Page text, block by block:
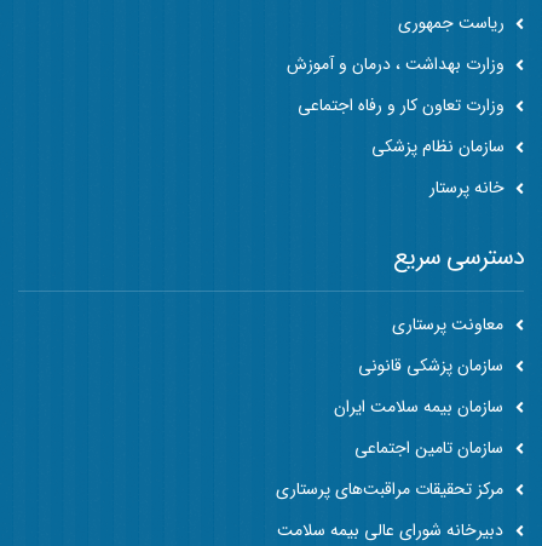
ریاست جمهوری
وزارت بهداشت ، درمان و آموزش
وزارت تعاون کار و رفاه اجتماعی
سازمان نظام پزشکی
خانه پرستار
دسترسی سریع
معاونت پرستاری
سازمان پزشکی قانونی
سازمان بیمه سلامت ایران
سازمان تامین اجتماعی
مرکز تحقیقات مراقبت‌های پرستاری
دبیرخانه شورای عالی بیمه سلامت